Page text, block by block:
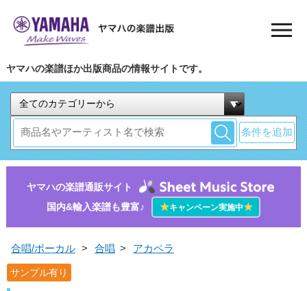
ヤマハの楽譜ほか出版商品の情報サイトです。
条件を追加
ヤマハの楽譜通販サイト
国内&輸入楽譜も豊富♪
★キャンペーン実施中★
合唱/ボーカル > 合唱 > アカペラ
サンプル有り